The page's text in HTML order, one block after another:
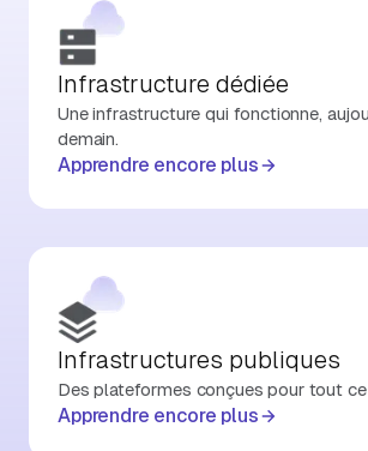
Infrastructure dédiée
Une infrastructure qui fonctionne,
demain.
Apprendre encore plus
Infrastructures publiques
Des plateformes conçues pour tout ce
Apprendre encore plus